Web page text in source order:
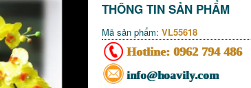
THÔNG TIN SẢN PHẨM
Mã sản phẩm: VL55618
Hotline: 0962 794 486
info@hoavily.com